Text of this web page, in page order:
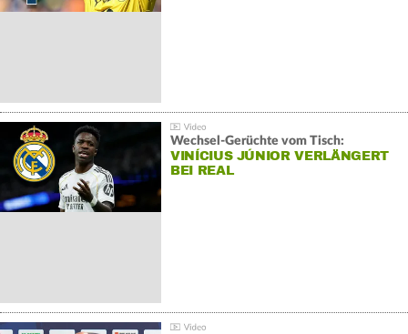
Wechsel-Gerüchte vom Tisch:
VINÍCIUS JÚNIOR VERLÄNGERT
BEI REAL